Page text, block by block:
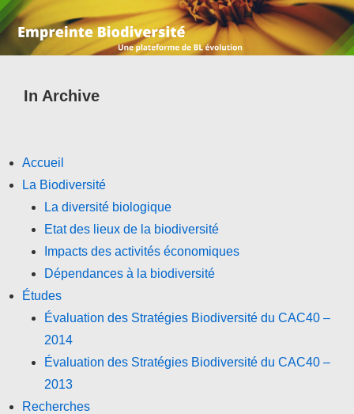
In Archive
Accueil
La Biodiversité
La diversité biologique
Etat des lieux de la biodiversité
Impacts des activités économiques
Dépendances à la biodiversité
Études
Évaluation des Stratégies Biodiversité du CAC40 –
2014
Évaluation des Stratégies Biodiversité du CAC40 –
2013
Recherches